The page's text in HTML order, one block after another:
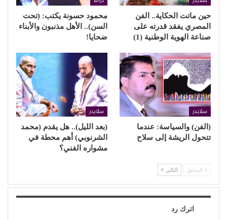
حين ماتت الحكاية.. الفن
المصري يفقد قدرته على
صناعة الهوية الوطنية (1)
محمود حسونة يكتب: (تحت
السن).. الأهل مذنبون والأبناء
ضحايا!
سلايدر
(الفن) والسياسة: عندما
تتحول الريشة إلى سلاح
سلايدر
(بعد الليل).. هل يقدم (محمد
الشرنوبي) أهم محطة في
مشواره الفني؟
السابق التالي
اترك رد